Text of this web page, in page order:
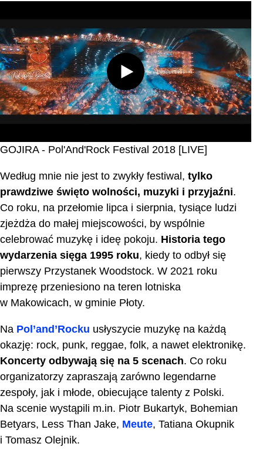
GOJIRA - Pol'And'Rock Festival 2018 [LIVE]
Według mnie nie jest to zwykły festiwal, tylko
prawdziwe święto wolności, muzyki i przyjaźni.
Co roku, na przełomie lipca i sierpnia, tysiące ludzi
zjeżdża do małej miejscowości, by wspólnie
celebrować muzykę i ideę pokoju. Historia tego
wydarzenia sięga 1995 roku, kiedy to odbył się
pierwszy Przystanek Woodstock. W 2021 roku
imprezę przeniesiono na teren lotniska
w Makowicach, w gminie Płoty.
Na Pol’and’Rocku usłyszycie muzykę na każdą
okazję: rock, punk, reggae, folk, a nawet elektronikę.
Koncerty odbywają się na 5 scenach. Co roku
organizatorzy zapraszają zarówno legendarne
zespoły, jak i młode, obiecujące talenty z Polski.
Na scenie wystąpili m.in. Piotr Bukartyk, Bohemian
Betyars, Less Than Jake, Meute, Tatiana Okupnik
i Tomasz Olejnik.